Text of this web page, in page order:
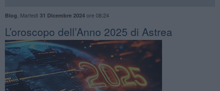
Blog Martedì 31 Dicembre 2024ore 08:24
​L’oroscopo dell’Anno 2025 di Astrea